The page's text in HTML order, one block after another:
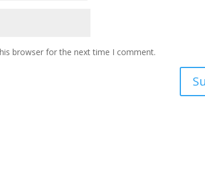
browser for the next time I comment.